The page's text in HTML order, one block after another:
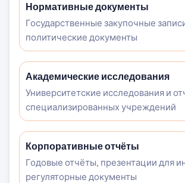
Нормативные документы
Государственные закупочные
политические документы
Академические исследования
Университетские исследования и
специализированных учреждений
Корпоративные отчёты
Годовые отчёты, презентации для
регуляторные документы